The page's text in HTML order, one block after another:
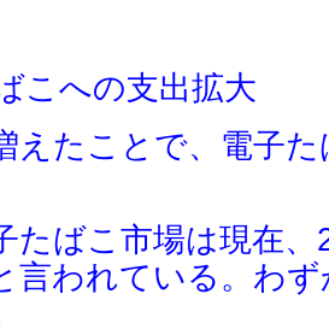
こへの支出拡大
えたことで、電子
たばこ市場は現在
言われている。わ